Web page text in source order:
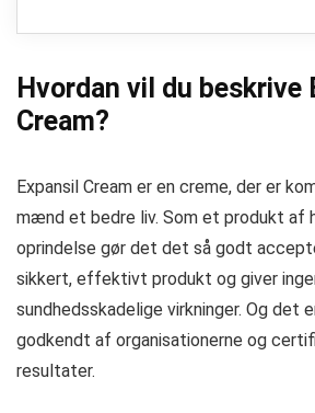
Hvordan vil du beskrive
Cream?
Expansil Cream er en creme, der er
mænd et bedre liv. Som et produkt af
oprindelse gør det det så godt
sikkert, effektivt produkt og giver
sundhedsskadelige virkninger. Og det
godkendt af organisationerne og
resultater.